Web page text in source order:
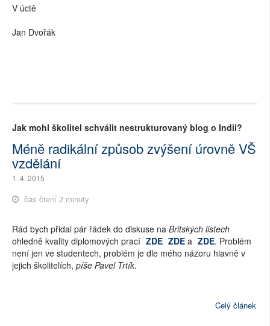
V úctě
Jan Dvořák
Jak mohl školitel schválit nestrukturovaný blog o Indii?
Méně radikální způsob zvýšení úrovně VŠ
vzdělání
1. 4. 2015
čas čtení 2 minuty
Rád bych přidal pár řádek do diskuse na Britských listech
ohledně kvality diplomových prací ZDE ZDE a ZDE. Problém
není jen ve studentech, problém je dle mého názoru hlavně v
jejich školitelích, píše Pavel Trtík.
Celý článek